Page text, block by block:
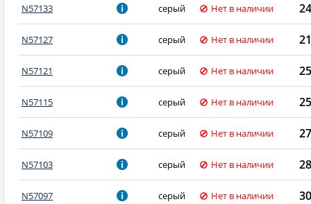
N57133 серый Нет в наличии
N57127 серый Нет в наличии
N57121 серый Нет в наличии
N57115 серый Нет в наличии
N57109 серый Нет в наличии
N57103 серый Нет в наличии
N57097 серый Нет в наличии